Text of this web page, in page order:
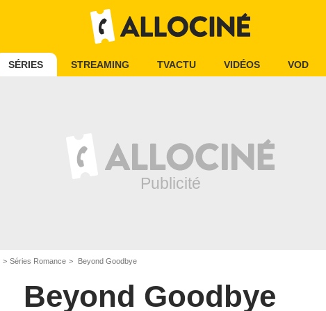
SÉRIES STREAMING TVACTU VIDÉOS VOD
Séries Romance Beyond Goodbye
Beyond Goodbye